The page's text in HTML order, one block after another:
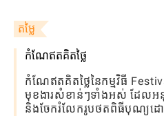
តម្លៃ
កំណែឥតគិតថ្លៃ
កំណែឥតគិតថ្លៃនៃកម្មវិធី
មុខងារសំខាន់ៗទាំងអស់ ដែលអនុញ្
និងចែករំលែករូបថតពិធីបុណ្យដោ